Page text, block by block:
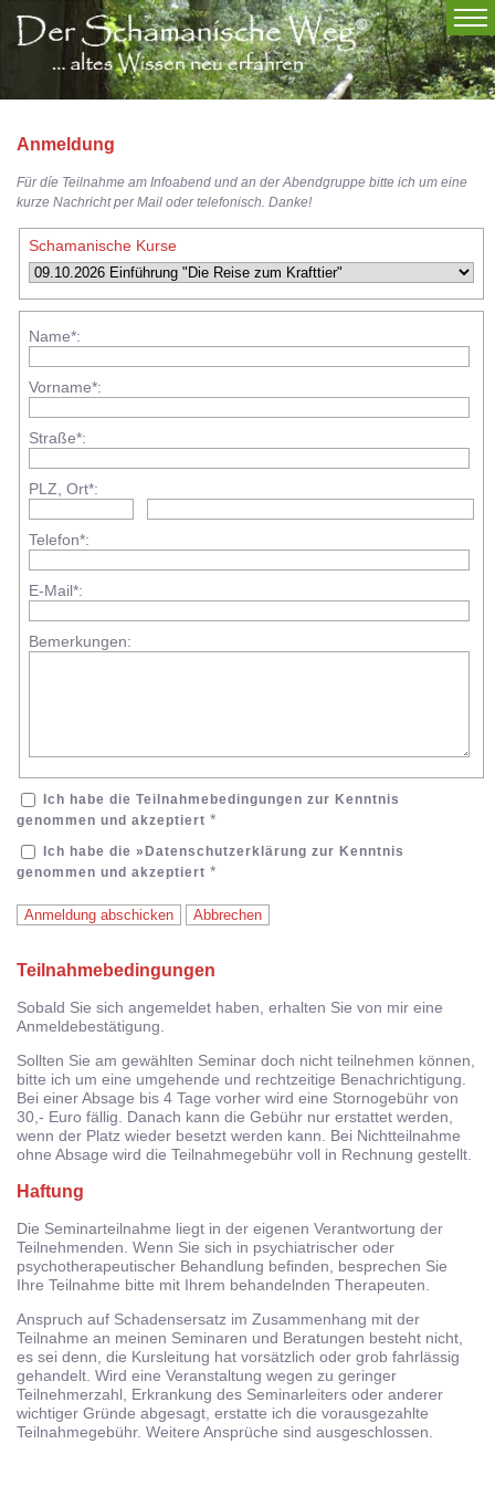
Anmeldung
Für díe Teilnahme am Infoabend und an der Abendgruppe bitte ich um eine
kurze Nachricht per Mail oder telefonisch. Danke!
Schamanische Kurse
Name*:
Vorname*:
Straße*:
PLZ, Ort*:
Telefon*:
E-Mail*:
Bemerkungen:
Ich habe die Teilnahmebedingungen zur Kenntnis
genommen und akzeptiert *
Ich habe die »Datenschutzerklärung zur Kenntnis
genommen und akzeptiert *
Teilnahmebedingungen
Sobald Sie sich angemeldet haben, erhalten Sie von mir eine
Anmeldebestätigung.
Sollten Sie am gewählten Seminar doch nicht teilnehmen können,
bitte ich um eine umgehende und rechtzeitige Benachrichtigung.
Bei einer Absage bis 4 Tage vorher wird eine Stornogebühr von
30,- Euro fällig. Danach kann die Gebühr nur erstattet werden,
wenn der Platz wieder besetzt werden kann. Bei Nichtteilnahme
ohne Absage wird die Teilnahmegebühr voll in Rechnung gestellt.
Haftung
Die Seminarteilnahme liegt in der eigenen Verantwortung der
Teilnehmenden. Wenn Sie sich in psychiatrischer oder
psychotherapeutischer Behandlung befinden, besprechen Sie
Ihre Teilnahme bitte mit Ihrem behandelnden Therapeuten.
Anspruch auf Schadensersatz im Zusammenhang mit der
Teilnahme an meinen Seminaren und Beratungen besteht nicht,
es sei denn, die Kursleitung hat vorsätzlich oder grob fahrlässig
gehandelt. Wird eine Veranstaltung wegen zu geringer
Teilnehmerzahl, Erkrankung des Seminarleiters oder anderer
wichtiger Gründe abgesagt, erstatte ich die vorausgezahlte
Teilnahmegebühr. Weitere Ansprüche sind ausgeschlossen.